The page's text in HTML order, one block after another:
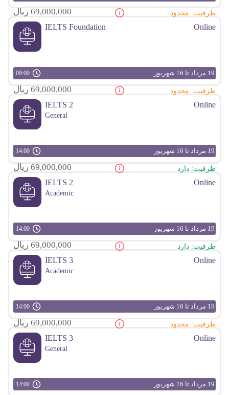
ظرفیت: محدود 69,000,000 ریال
Online
IELTS Foundation
19 مرداد تا 16 شهریور 09:00
ظرفیت: محدود 69,000,000 ریال
Online
IELTS 2
General
19 مرداد تا 16 شهریور 14:00
ظرفیت: دارد 69,000,000 ریال
Online
IELTS 2
Academic
19 مرداد تا 16 شهریور 14:00
ظرفیت: دارد 69,000,000 ریال
Online
IELTS 3
Academic
19 مرداد تا 16 شهریور 14:00
ظرفیت: محدود 69,000,000 ریال
Online
IELTS 3
General
19 مرداد تا 16 شهریور 14:00